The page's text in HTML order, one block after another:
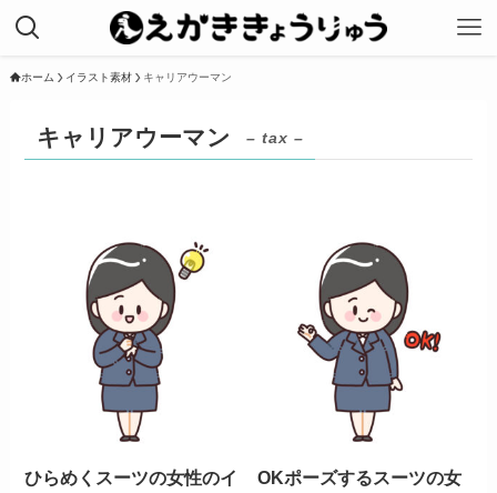
ホーム イラスト素材 キャリアウーマン
キャリアウーマン – tax –
ひらめくスーツの女性のイ
OKポーズするスーツの女